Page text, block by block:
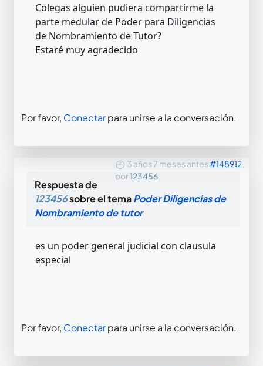
Colegas alguien pudiera compartirme la
parte medular de Poder para Diligencias
de Nombramiento de Tutor?
Estaré muy agradecido
Por favor, Conectarpara unirse a la conversación.
3 años 7 meses antes#148912
por123456
Respuesta de
123456sobre el temaPoder Diligencias de
Nombramiento de tutor
es un poder general judicial con clausula
especial
Por favor, Conectarpara unirse a la conversación.